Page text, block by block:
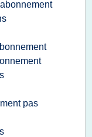
pas